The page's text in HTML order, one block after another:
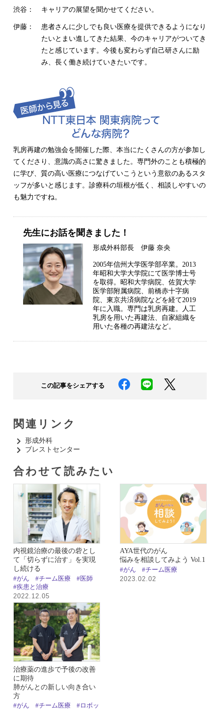
渋谷： キャリアの展望を聞かせてください。
伊藤：
患者さんに少しでも良い医療を提供できるようになり
たいとまい進してきた結果、今のキャリアがついてき
たと感じています。今後も変わらず自己研さんに励
み、長く働き続けていきたいです。
乳房再建の勉強会を開催した際、本当にたくさんの方が参加し
てくださり、意識の高さに驚きました。専門外のことも積極的
に学び、質の高い医療につなげていこうという意欲のあるスタ
ッフが多いと感じます。診療科の垣根が低く、相談しやすいの
も魅力ですね。
先生にお話を聞きました！
形成外科部長 伊藤 奈央
2005年信州大学医学部卒業。2013
年昭和大学大学院にて医学博士号
を取得。昭和大学病院、佐賀大学
医学部附属病院、前橋赤十字病
院、東京共済病院などを経て2019
年に入職。専門は乳房再建。人工
乳房を用いた再建法、自家組織を
用いた各種の再建法など。
この記事をシェアする
関連リンク
形成外科​
ブレストセンター​
合わせて読みたい​
内視鏡治療の最後の砦とし
て「切らずに治す」を実現
し続ける
#がん #チーム医療
#医師
#疾患と治療
2022.12.05
AYA世代のがん
悩みを相談してみよう Vol.1
#がん #チーム医療
2023.02.02
治療薬の進歩で予後の改善
に期待
肺がんとの新しい向き合い
方
#がん #チーム医療
#ロボッ